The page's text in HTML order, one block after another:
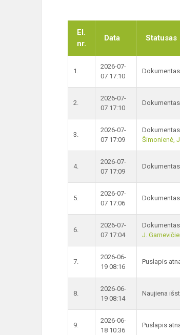
El.
nr.
Data Statusas
1.
2026-07-
07 17:10
2.
2026-07-
07 17:10
3.
2026-07-
07 17:09
Šimonienė,
4.
2026-07-
07 17:09
5.
2026-07-
07 17:06
6.
2026-07-
07 17:04
J.
7.
2026-06-
19 08:16
Puslapis
8.
2026-06-
19 08:14
Naujiena
9.
2026-06-
18 10:36
Puslapis